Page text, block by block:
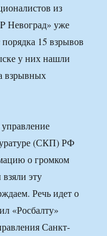
из
Невоград» уже
15 взрывов
у них нашли
взрывных
(СКП) РФ
о громком
эту
Речь идет о
«Росбалту»
Санкт-